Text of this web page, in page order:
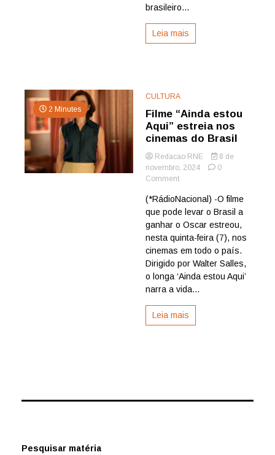
brasileiro...
Leia mais
2 Minutes
CULTURA
Filme “Ainda estou
Aqui” estreia nos
cinemas do Brasil
Redacao RNE
8 de
novembro, 2024
0
Commenton
“Ainda
estou
Aqui”
estreia
cinemas
do
Brasil
(*RádioNacional) -O filme
que pode levar o Brasil a
ganhar o Oscar estreou,
nesta quinta-feira (7), nos
cinemas em todo o país.
Dirigido por Walter Salles,
o longa ‘Ainda estou Aqui’
narra a vida...
Leia mais
Pesquisar matéria